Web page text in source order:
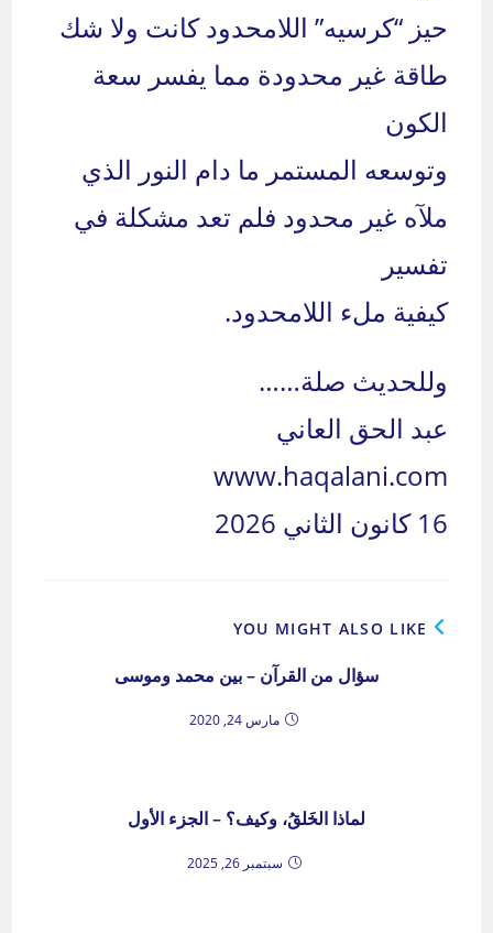
حيز “كرسيه” اللامحدود كانت ولا شك
طاقة غير محدودة مما يفسر سعة
الكون
وتوسعه المستمر ما دام النور الذي
ملآه غير محدود فلم تعد مشكلة في
تفسير
كيفية ملء اللامحدود.
وللحديث صلة……
عبد الحق العاني
www.haqalani.com
16 كانون الثاني 2026
YOU MIGHT ALSO LIKE
سؤال من القرآن – بين محمد وموسى
مارس 24, 2020
لماذا الخَلقُ، وكيف؟ – الجزء الأول
سبتمبر 26, 2025